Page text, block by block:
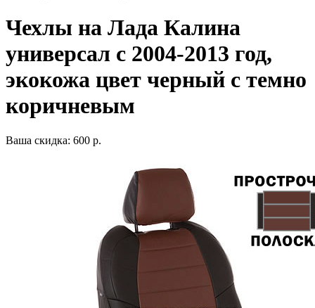
Чехлы на Лада Калина
универсал с 2004-2013 год,
экокожа цвет черный с темно
коричневым
Ваша скидка: 600 р.